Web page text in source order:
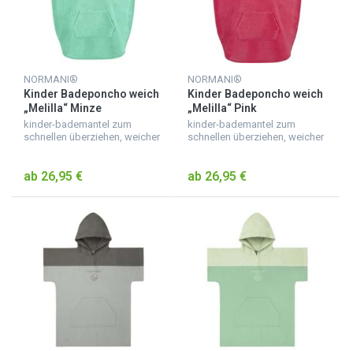
NORMANI®
Kinder Badeponcho weich
„Melilla“ Minze
kinder-bademantel zum
schnellen überziehen, weicher
kuscheliger kinderbademantel
ab 26,95 €
NORMANI®
Kinder Badeponcho weich
„Melilla“ Pink
kinder-bademantel zum
schnellen überziehen, weicher
kuscheliger kinderbademantel
ab 26,95 €